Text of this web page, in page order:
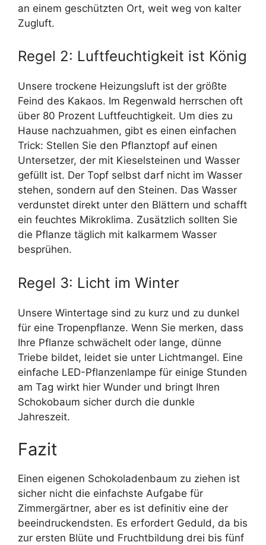
an einem geschützten Ort, weit weg von kalter
Zugluft.
Regel 2: Luftfeuchtigkeit ist König
Unsere trockene Heizungsluft ist der größte
Feind des Kakaos. Im Regenwald herrschen oft
über 80 Prozent Luftfeuchtigkeit. Um dies zu
Hause nachzuahmen, gibt es einen einfachen
Trick: Stellen Sie den Pflanztopf auf einen
Untersetzer, der mit Kieselsteinen und Wasser
gefüllt ist. Der Topf selbst darf nicht im Wasser
stehen, sondern auf den Steinen. Das Wasser
verdunstet direkt unter den Blättern und schafft
ein feuchtes Mikroklima. Zusätzlich sollten Sie
die Pflanze täglich mit kalkarmem Wasser
besprühen.
Regel 3: Licht im Winter
Unsere Wintertage sind zu kurz und zu dunkel
für eine Tropenpflanze. Wenn Sie merken, dass
Ihre Pflanze schwächelt oder lange, dünne
Triebe bildet, leidet sie unter Lichtmangel. Eine
einfache LED-Pflanzenlampe für einige Stunden
am Tag wirkt hier Wunder und bringt Ihren
Schokobaum sicher durch die dunkle
Jahreszeit.
Fazit
Einen eigenen Schokoladenbaum zu ziehen ist
sicher nicht die einfachste Aufgabe für
Zimmergärtner, aber es ist definitiv eine der
beeindruckendsten. Es erfordert Geduld, da bis
zur ersten Blüte und Fruchtbildung drei bis fünf